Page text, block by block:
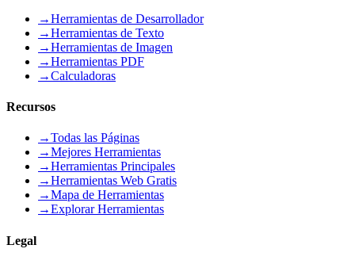
→Herramientas de Desarrollador
→Herramientas de Texto
→Herramientas de Imagen
→Herramientas PDF
→Calculadoras
Recursos
→Todas las Páginas
→Mejores Herramientas
→Herramientas Principales
→Herramientas Web Gratis
→Mapa de Herramientas
→Explorar Herramientas
Legal